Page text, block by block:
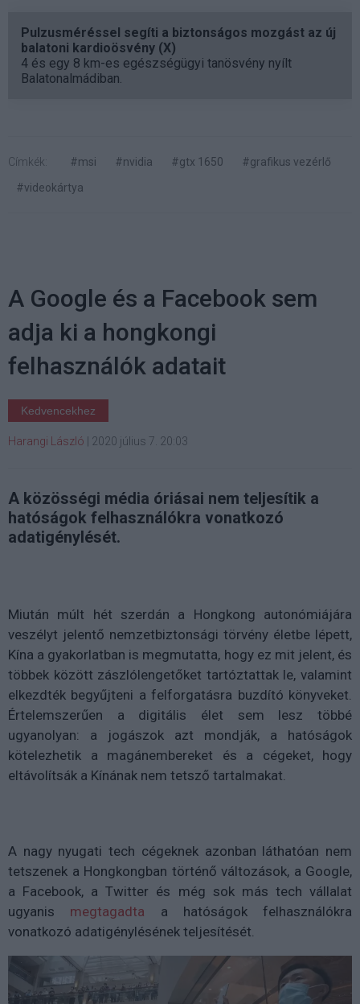
Pulzusméréssel segíti a biztonságos mozgást az új
balatoni kardioösvény (X)
4 és egy 8 km-es egészségügyi tanösvény nyílt
Balatonalmádiban.
Címkék: #msi #nvidia #gtx 1650
#grafikus vezérlő
#videokártya
A Google és a Facebook sem
adja ki a hongkongi
felhasználók adatait
Kedvencekhez
Harangi László 2020 július 7. 20:03
A közösségi média óriásai nem teljesítik a
hatóságok felhasználókra vonatkozó
adatigénylését.
Miután múlt hét szerdán a Hongkong autonómiájára
veszélyt jelentő nemzetbiztonsági törvény életbe lépett,
Kína a gyakorlatban is megmutatta, hogy ez mit jelent, és
többek között zászlólengetőket tartóztattak le, valamint
elkezdték begyűjteni a felforgatásra buzdító könyveket.
Értelemszerűen a digitális élet sem lesz többé
ugyanolyan: a jogászok azt mondják, a hatóságok
kötelezhetik a magánembereket és a cégeket, hogy
eltávolítsák a Kínának nem tetsző tartalmakat.
A nagy nyugati tech cégeknek azonban láthatóan nem
tetszenek a Hongkongban történő változások, a Google,
a Facebook, a Twitter és még sok más tech vállalat
ugyanis megtagadta a hatóságok felhasználókra
vonatkozó adatigénylésének teljesítését.